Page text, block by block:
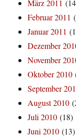
März 2011
Februar 2011
Januar 2011
Dezember
November
Oktober 2010
September
August 2010
Juli 2010 (18)
Juni 2010 (13)